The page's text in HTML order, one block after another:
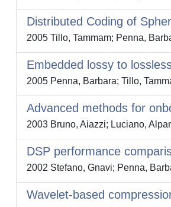
Distributed Coding of
2005 Tillo, Tammam; Penna,
Embedded lossy to
2005 Penna, Barbara; Tillo,
Advanced methods for
2003 Bruno, Aiazzi; Luciano,
DSP performance
2002 Stefano, Gnavi; Penna,
Wavelet-based